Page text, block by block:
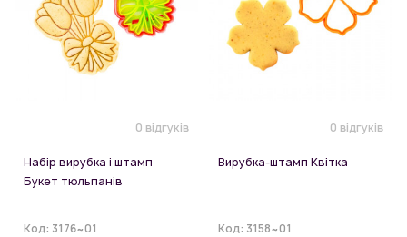
0 відгуків
Набір вирубка і штамп
Букет тюльпанів
Код: 3176~01
0 відгуків
Вирубка-штамп Квітка
Код: 3158~01